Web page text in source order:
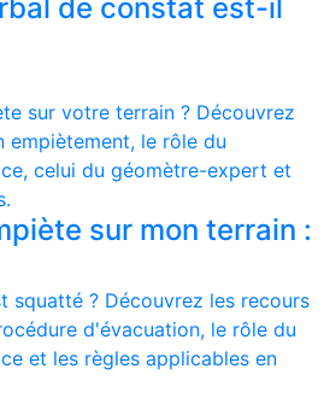
de constat est-il
sur mon terrain :